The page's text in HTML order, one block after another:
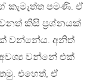
කැමැත්ත පමණි. ඒ
කිසි ප‍්‍රශ්නයක්
වන්නේය. අනිත්
අවශ්‍ය වන්නේ එක්
එහෙත්, ඒ